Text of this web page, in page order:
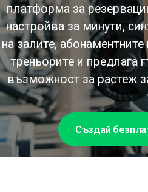
платформа за
настройва за минути,
на залите,
треньорите и предлага
възможност за растеж
Създай